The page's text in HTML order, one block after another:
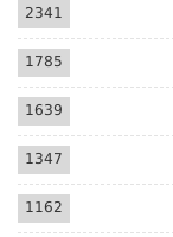
2341
1785
1639
1347
1162